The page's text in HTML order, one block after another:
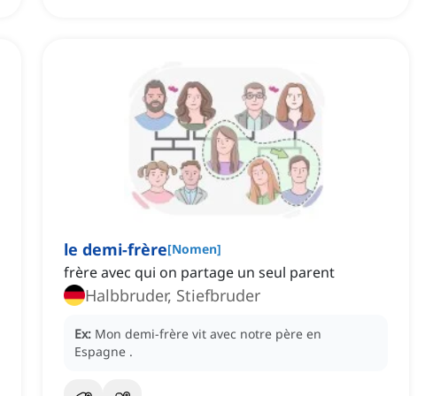
le demi-frère[Nomen]
frère avec qui on partage un seul parent
Halbbruder, Stiefbruder
Ex: Mon demi-frère vit avec notre père en
Espagne .